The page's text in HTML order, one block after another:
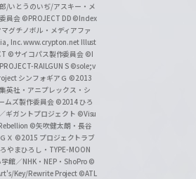
/いとうのいぢ/アスキー・メ
員会 ©PROJECT DD ©Index
グチノボル・メディアファ
Inc. www.crypton.net Illust
©サイコパス製作委員会 ©I
RAILGUN S ©sole;v
シンフォギアＧ ©2013
英社・アニプレックス・シ
ムズ製作委員会 ©2014 ひろ
ギガントプロジェクト ©Visu
©矢吹健太朗・長谷
Ｘ ©2015 プロジェクトラブ
やまひろし・TYPE-MOON
館／NHK・NEP・ShoPro ©
Key/Rewrite Project ©ATL